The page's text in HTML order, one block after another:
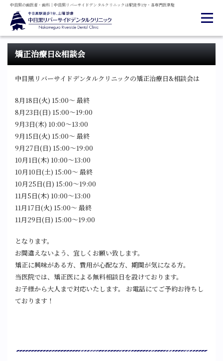
中目黒の歯医者・ 歯科 ｜ 中目黒リバーサイドデンタルクリニックは駅徒歩1分・ 各専門医常駐
矯正治療日&相談会
中目黒リバーサイドデンタルクリニックの矯正治療日&相談会は
8月18日(火) 15:00～ 最終
8月23日(日) 15:00～19:00
9月3日(木) 10:00～13:00
9月15日(火) 15:00～ 最終
9月27日(日) 15:00～19:00
10月1日(木) 10:00～13:00
10月10日(土) 15:00～ 最終
10月25日(日) 15:00～19:00
11月5日(木) 10:00～13:00
11月17日(火) 15:00～ 最終
11月29日(日) 15:00～19:00
となります。
お間違えないよう、宜しくお願い致します。
矯正に興味がある方、費用が心配な方、期間が気になる方。
当医院では、矯正医による無料相談日を設けております。
お子様から大人まで対応いたします。 お電話にてご予約お待ちし
ております！